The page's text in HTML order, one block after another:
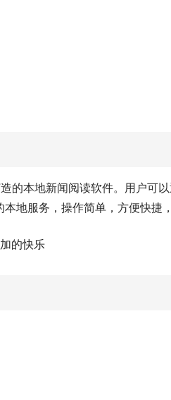
的本地新闻阅读软件。用户可
地服务，操作简单，方便快捷
的快乐